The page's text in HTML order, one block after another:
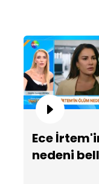
altınını
Ece
nedeni